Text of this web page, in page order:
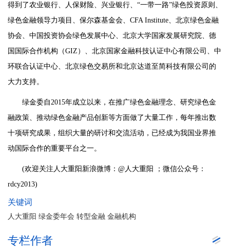
得到了农业银行、人保财险、兴业银行、“一带一路”绿色投资原则、
绿色金融领导力项目、保尔森基金会、CFA Institute、北京绿色金融
协会、中国投资协会绿色发展中心、北京大学国家发展研究院、德
国国际合作机构（GIZ）、北京国家金融科技认证中心有限公司、中
环联合认证中心、北京绿色交易所和北京达道至简科技有限公司的
大力支持。
绿金委自2015年成立以来，在推广绿色金融理念、研究绿色金
融政策、推动绿色金融产品创新等方面做了大量工作，每年推出数
十项研究成果，组织大量的研讨和交流活动，已经成为我国业界推
动国际合作的重要平台之一。
(欢迎关注人大重阳新浪微博：@人大重阳 ；微信公众号：
rdcy2013)
关键词
人大重阳 绿金委年会 转型金融 金融机构
专栏作者